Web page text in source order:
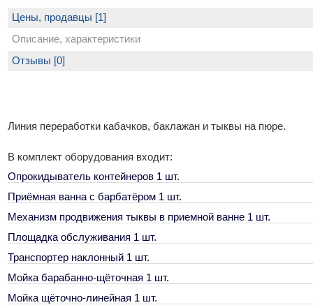
Цены, продавцы [1]
Описание, характеристики
Линия переработки кабачков, баклажан и тыквы на пюре.
В комплект оборудования входит:
Опрокидыватель контейнеров 1 шт.
Приёмная ванна с барбатёром 1 шт.
Механизм продвижения тыквы в приемной ванне 1 шт.
Площадка обслуживания 1 шт.
Транспортер наклонный 1 шт.
Мойка барабанно-щёточная 1 шт.
Мойка щёточно-линейная 1 шт.
Отзывы [0]